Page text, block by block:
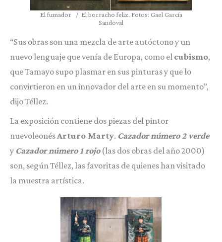
El fumador / El borracho feliz. Fotos: Gael García
Sandoval
“Sus obras son una mezcla de arte autóctono y un
nuevo lenguaje que venía de Europa, como el cubismo,
que Tamayo supo plasmar en sus pinturas y que lo
convirtieron en un innovador del arte en su momento”,
dijo Téllez.
La exposición contiene dos piezas del pintor
nuevoleonésArturo Marty. Cazador número 2 verde
y Cazador número 1 rojo(las dos obras del año 2000)
son, según Téllez, las favoritas de quienes han visitado
la muestra artística.